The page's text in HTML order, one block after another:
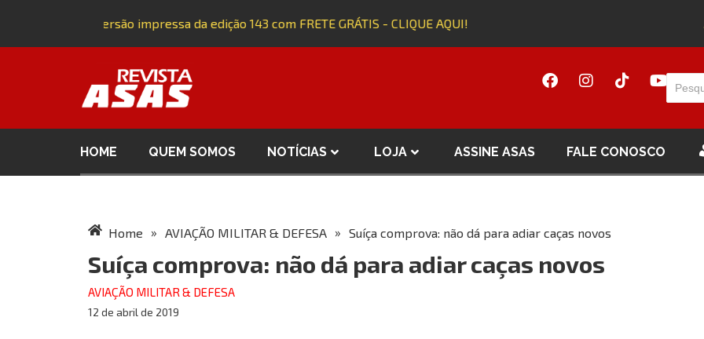
Adquira a versão impressa da edição 143 com FRETE GRÁTIS - CLIQUE AQUI!
HOME QUEM SOMOS NOTÍCIAS LOJA ASSINE ASAS FALE CONOSCO
Home » AVIAÇÃO MILITAR & DEFESA » Suíça comprova: não dá para adiar caças novos
Suíça comprova: não dá para adiar caças novos
AVIAÇÃO MILITAR & DEFESA
12 de abril de 2019